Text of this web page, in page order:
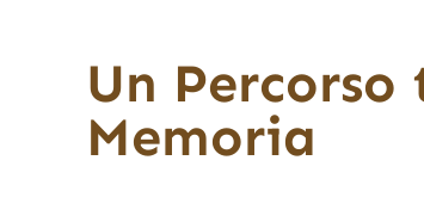
Un
Memoria